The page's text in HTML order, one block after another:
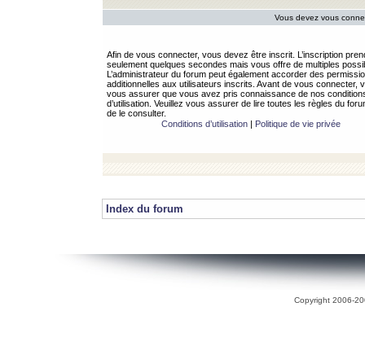
Vous devez vous
Afin de vous connecter, vous devez être inscrit. L’inscription
seulement quelques secondes mais vous offre de multiples
L’administrateur du forum peut également accorder des
additionnelles aux utilisateurs inscrits. Avant de vous connecter,
vous assurer que vous avez pris connaissance de nos
d’utilisation. Veuillez vous assurer de lire toutes les règles du
de le consulter.
Conditions d’utilisation| Politique de vie privée
Index du forum
Copyright 2006-